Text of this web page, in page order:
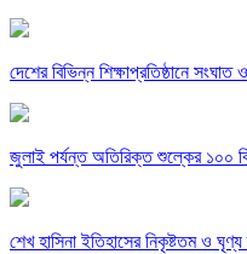
দেশের বিভিন্ন শিক্ষাপ্রতিষ্ঠানে সংঘাত
জুলাই পর্যন্ত অতিরিক্ত শুল্কের ১০০
শেখ হাসিনা ইতিহাসের নিকৃষ্টতম ও